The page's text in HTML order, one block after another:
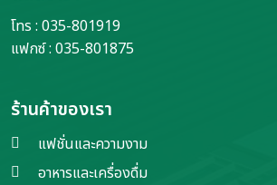
โทร : 035-801919
แฟกซ์ : 035-801875
ร้านค้าของเรา
แฟชั่นและความงาม
อาหารและเครื่องดื่ม